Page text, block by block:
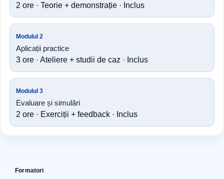
2 ore · Teorie + demonstrație · Inclus
Modulul 2
Aplicații practice
3 ore · Ateliere + studii de caz · Inclus
Modulul 3
Evaluare și simulări
2 ore · Exerciții + feedback · Inclus
Formatori